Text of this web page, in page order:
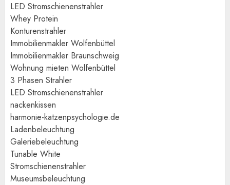
LED Stromschienenstrahler
Whey Protein
Konturenstrahler
Immobilienmakler Wolfenbüttel
Immobilienmakler Braunschweig
Wohnung mieten Wolfenbüttel
3 Phasen Strahler
LED Stromschienenstrahler
nackenkissen
harmonie-katzenpsychologie.de
Ladenbeleuchtung
Galeriebeleuchtung
Tunable White
Stromschienenstrahler
Museumsbeleuchtung